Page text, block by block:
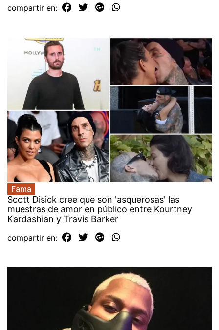
compartir en:
Fama
Scott Disick cree que son 'asquerosas' las
muestras de amor en público entre Kourtney
Kardashian y Travis Barker
compartir en: